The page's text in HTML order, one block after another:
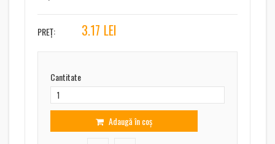
PREȚ: 3.17 LEI
Cantitate
Adaugă în coș